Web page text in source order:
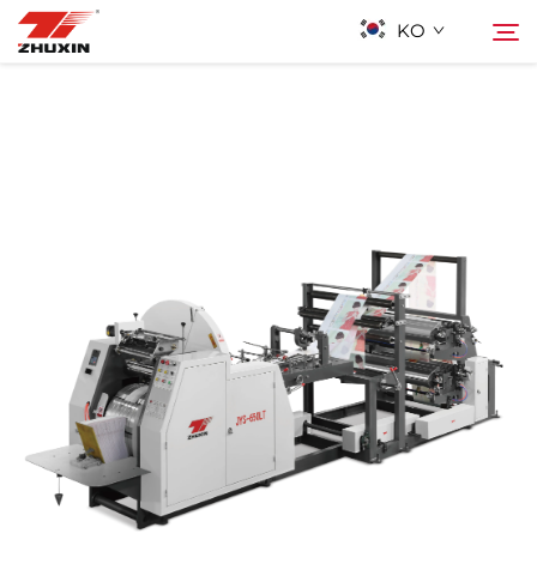
KO
연락하기
자주 묻는 질문